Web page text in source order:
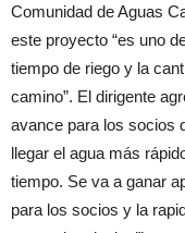
Comunidad de Aguas
este proyecto “es uno
tiempo de riego y la
camino”. El dirigente
avance para los socios
llegar el agua más
tiempo. Se va a ganar
para los socios y la